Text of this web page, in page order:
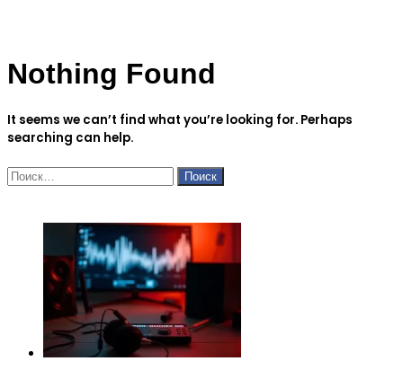
Nothing Found
It seems we can’t find what you’re looking for. Perhaps
searching can help.
Найти: